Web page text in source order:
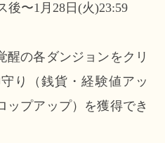
後〜1月28日(火)23:59
醒の各ダンジョンをクリ
り（銭貨・経験値アッ
ップアップ）を獲得でき